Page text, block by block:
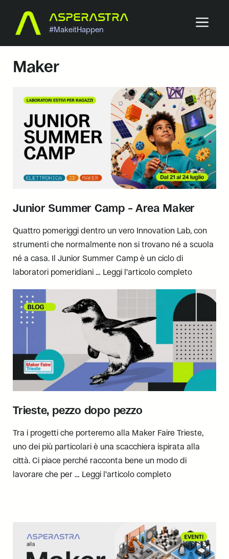
contenuto
ASPERASTRA
#MakeitHappen
Maker
Junior Summer Camp – Area Maker
Quattro pomeriggi dentro un vero Innovation Lab, con
strumenti che normalmente non si trovano né a scuola
né a casa. Il Junior Summer Camp è un ciclo di
laboratori pomeridiani … Leggi l’articolo completo
Trieste, pezzo dopo pezzo
Tra i progetti che porteremo alla Maker Faire Trieste,
uno dei più particolari è una scacchiera ispirata alla
città. Ci piace perché racconta bene un modo di
lavorare che per … Leggi l’articolo completo